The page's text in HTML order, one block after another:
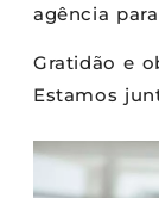
agência
Gratidão e
Estamos